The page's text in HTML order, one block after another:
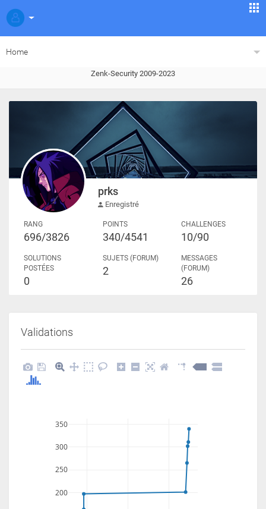
Home
Zenk-Security 2009-2023
prks
Enregistré
RANG
696/3826
POINTS
340/4541
CHALLENGES
10/90
SOLUTIONS
POSTÉES
0
SUJETS (FORUM)
2
MESSAGES
(FORUM)
26
Validations
200
250
300
350